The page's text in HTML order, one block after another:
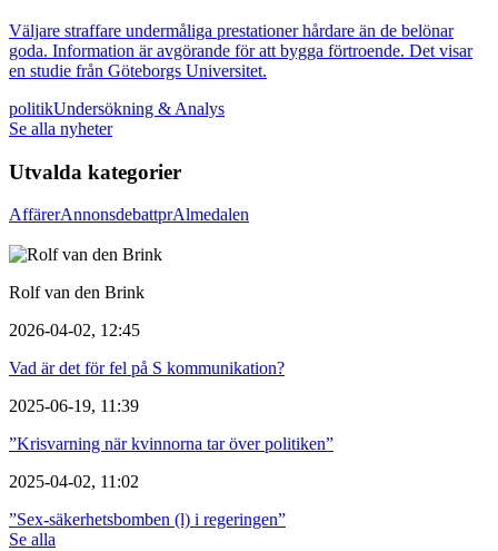
Väljare straffare undermåliga prestationer hårdare än de belönar
goda. Information är avgörande för att bygga förtroende. Det visar
en studie från Göteborgs Universitet.
politikUndersökning & Analys
Se alla nyheter
Utvalda kategorier
AffärerAnnonsdebattprAlmedalen
Rolf van den Brink
2026-04-02, 12:45
Vad är det för fel på S kommunikation?
2025-06-19, 11:39
”Krisvarning när kvinnorna tar över politiken”
2025-04-02, 11:02
”Sex-säkerhetsbomben (l) i regeringen”
Se alla